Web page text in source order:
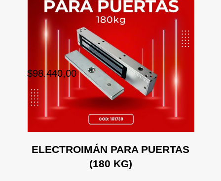
ELECTROIMÁN PARA PUERTAS
(180 KG)
$98.440,00